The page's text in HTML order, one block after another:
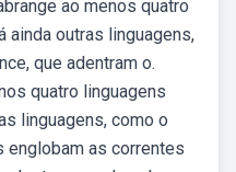
ao menos quatro
ainda outras linguagens,
que adentram o.
quatro linguagens
linguagens, como o
englobam as correntes